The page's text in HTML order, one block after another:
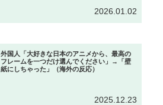
2026.01.02
外国人「大好きな日本のアニメから、最高の
フレームを一つだけ選んでください」→「壁
紙にしちゃった」（海外の反応）
2025.12.23